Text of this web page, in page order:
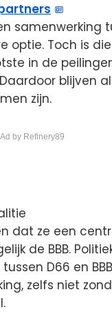
samenwerking
optie. Toch is
in de
blijven
zijn.
by Refinery89
dat ze een
de BBB.
D66 en
zelfs niet